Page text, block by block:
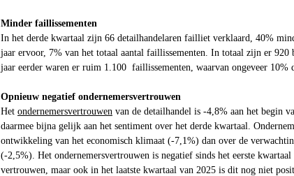
Minder faillissementen
In het derde kwartaal zijn 66 detailhandelaren failliet verklaard, 40%
jaar ervoor, 7% van het totaal aantal faillissementen. In totaal zijn er
jaar eerder waren er ruim 1.100 faillissementen, waarvan ongeveer 10%
Opnieuw negatief ondernemersvertrouwen
Het ondernemersvertrouwen van de detailhandel is -4,8% aan het begin
daarmee bijna gelijk aan het sentiment over het derde kwartaal.
ontwikkeling van het economisch klimaat (-7,1%) dan over de
(-2,5%). Het ondernemersvertrouwen is negatief sinds het eerste
vertrouwen, maar ook in het laatste kwartaal van 2025 is dit nog niet